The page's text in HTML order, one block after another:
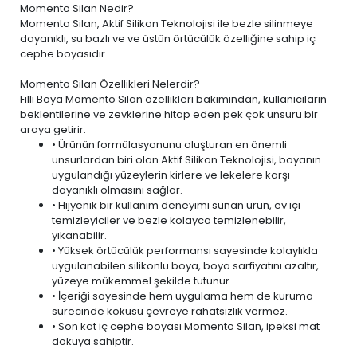
Momento Silan Nedir?
Momento Silan, Aktif Silikon Teknolojisi ile bezle silinmeye
dayanıklı, su bazlı ve ve üstün örtücülük özelliğine sahip iç
cephe boyasıdır.
Momento Silan Özellikleri Nelerdir?
Filli Boya Momento Silan özellikleri bakımından, kullanıcıların
beklentilerine ve zevklerine hitap eden pek çok unsuru bir
araya getirir.
• Ürünün formülasyonunu oluşturan en önemli
unsurlardan biri olan Aktif Silikon Teknolojisi, boyanın
uygulandığı yüzeylerin kirlere ve lekelere karşı
dayanıklı olmasını sağlar.
• Hijyenik bir kullanım deneyimi sunan ürün, ev içi
temizleyiciler ve bezle kolayca temizlenebilir,
yıkanabilir.
• Yüksek örtücülük performansı sayesinde kolaylıkla
uygulanabilen silikonlu boya, boya sarfiyatını azaltır,
yüzeye mükemmel şekilde tutunur.
• İçeriği sayesinde hem uygulama hem de kuruma
sürecinde kokusu çevreye rahatsızlık vermez.
• Son kat iç cephe boyası Momento Silan, ipeksi mat
dokuya sahiptir.